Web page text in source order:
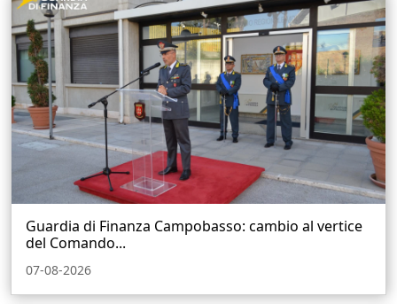
Guardia di Finanza Campobasso: cambio al vertice
del Comando...
07-08-2026